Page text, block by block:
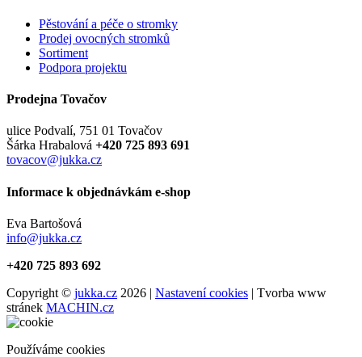
Pěstování a péče o stromky
Prodej ovocných stromků
Sortiment
Podpora projektu
Prodejna Tovačov
ulice Podvalí, 751 01 Tovačov
Šárka Hrabalová +420 725 893 691
tovacov@jukka.cz
Informace k objednávkám e-shop
Eva Bartošová
info@jukka.cz
+420 725 893 692
Copyright © jukka.cz 2026 | Nastavení cookies | Tvorba www
stránek MACHIN.cz
Používáme cookies